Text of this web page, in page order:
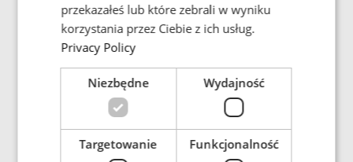
Galeria obrazów
ENRX has a proven concept of Dynamic wireless
charging at different real-world test locations in
przekazałeś lub które zebrali w wyniku
korzystania przez Ciebie z ich usług.
Privacy Policy
Niezbędne Wydajność
Targetowanie Funkcjonalność